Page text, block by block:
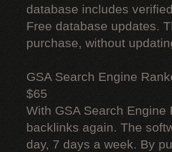
database includes
Free database updates.
purchase, without
GSA Search Engine
$65
With GSA Search
backlinks again. The
day, 7 days a week. By